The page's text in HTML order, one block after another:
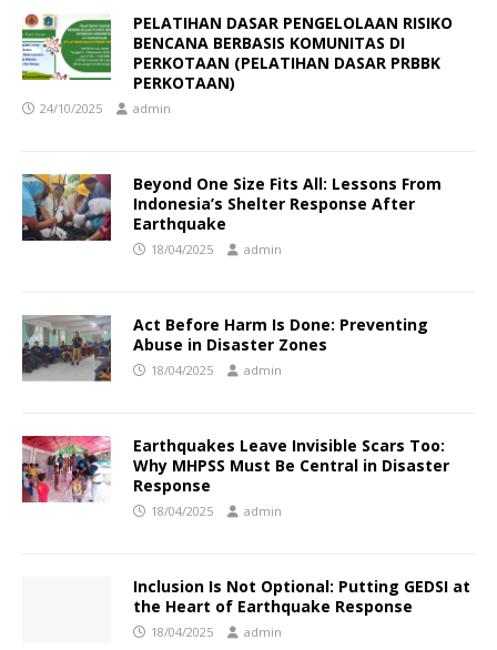
PELATIHAN DASAR PENGELOLAAN RISIKO
BENCANA BERBASIS KOMUNITAS DI
PERKOTAAN (PELATIHAN DASAR PRBBK
PERKOTAAN)
24/10/2025 admin
Beyond One Size Fits All: Lessons From
Indonesia’s Shelter Response After
Earthquake
18/04/2025 admin
Act Before Harm Is Done: Preventing
Abuse in Disaster Zones
18/04/2025 admin
Earthquakes Leave Invisible Scars Too:
Why MHPSS Must Be Central in Disaster
Response
18/04/2025 admin
Inclusion Is Not Optional: Putting GEDSI at
the Heart of Earthquake Response
18/04/2025 admin